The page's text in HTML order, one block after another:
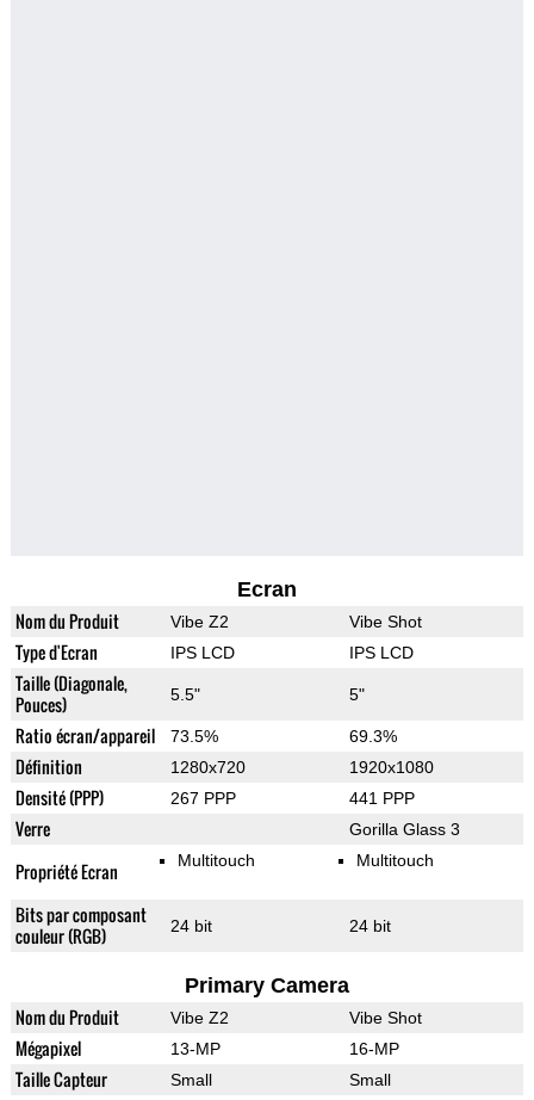
Ecran
Nom du Produit Vibe Z2 Vibe Shot
Type d'Ecran IPS LCD IPS LCD
Taille (Diagonale,
Pouces)
5.5" 5"
Ratio écran/appareil 73.5% 69.3%
Définition 1280x720 1920x1080
Densité (PPP) 267 PPP 441 PPP
Verre Gorilla Glass 3
Propriété Ecran Multitouch Multitouch
Bits par composant
couleur (RGB)
24 bit 24 bit
Primary Camera
Nom du Produit Vibe Z2 Vibe Shot
Mégapixel 13-MP 16-MP
Taille Capteur Small Small